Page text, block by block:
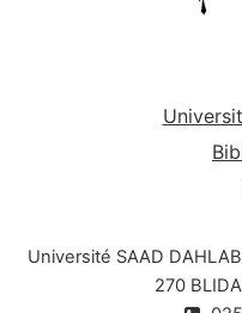
Université SAAD
270